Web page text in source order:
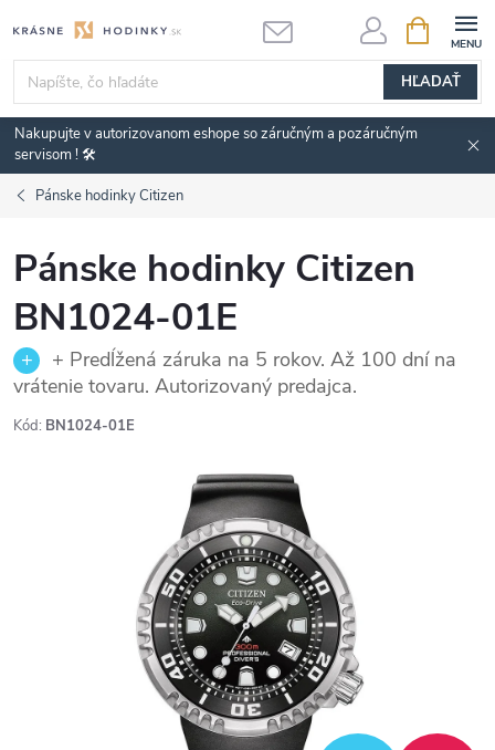
na
obsah
HĽADAŤ
KOŠÍK
Nakupujte v autorizovanom eshope so záručným a pozáručným
servisom ! 🛠️
Pánske hodinky Citizen
Pánske hodinky Citizen
BN1024-01E
+ Predĺžená záruka na 5 rokov. Až 100 dní na
vrátenie tovaru. Autorizovaný predajca.
Kód: BN1024-01E